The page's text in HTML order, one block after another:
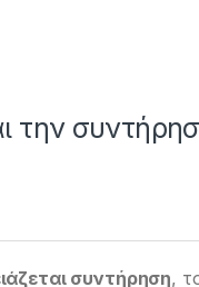
την
συντήρηση,